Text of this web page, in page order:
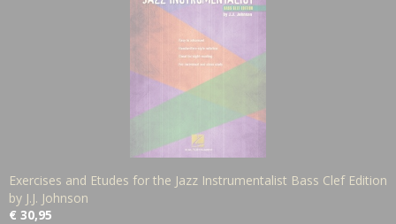
Exercises and Etudes for the Jazz Instrumentalist Bass Clef Edition
by J.J. Johnson
€ 30,95